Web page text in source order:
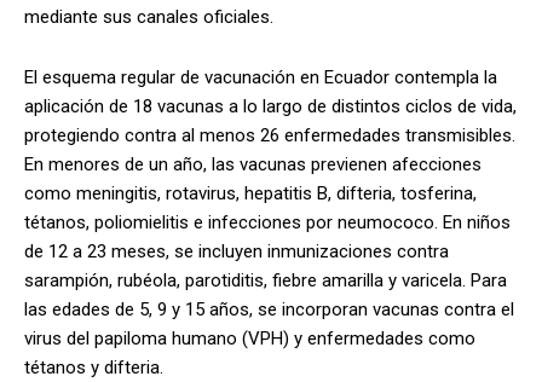
mediante sus canales oficiales.
El esquema regular de vacunación en Ecuador contempla la
aplicación de 18 vacunas a lo largo de distintos ciclos de vida,
protegiendo contra al menos 26 enfermedades transmisibles.
En menores de un año, las vacunas previenen afecciones
como meningitis, rotavirus, hepatitis B, difteria, tosferina,
tétanos, poliomielitis e infecciones por neumococo. En niños
de 12 a 23 meses, se incluyen inmunizaciones contra
sarampión, rubéola, parotiditis, fiebre amarilla y varicela. Para
las edades de 5, 9 y 15 años, se incorporan vacunas contra el
virus del papiloma humano (VPH) y enfermedades como
tétanos y difteria.